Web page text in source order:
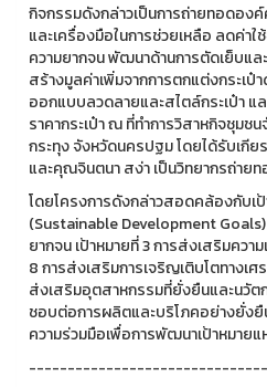
กิจกรรมดังกล่าวเป็นการถ่ายทอดอง
และเครื่องมือในการช่วยเหลือ ลดค่า
ความยากจน พัฒนาด้านการตัดเย็บแล
สร้างมูลค่าเพิ่มจากการตกแต่งกระเป๋
ออกแบบลวดลายและสไตล์กระเป๋า แ
ราคากระเป๋า ณ ที่ทำการวิสาหกิจชุม
กระทุง จังหวัดนครปฐม โดยได้รับเกี
และคุณจินตนา สง่า เป็นวิทยากรถ่าย
โดยโครงการดังกล่าวสอดคล้องกับ
(Sustainable Development Goals)
ยากจน เป้าหมายที่ 3 การส่งเสริมคว
8 การส่งเสริมการเจริญเติบโตทางเ
ส่งเสริมอุตสาหกรรมที่ยั่งยืนและนวัต
ชอบต่อการผลิตและบริโภคอย่างยั่งยื
ความร่วมมือเพื่อการพัฒนาเป้าหมาย